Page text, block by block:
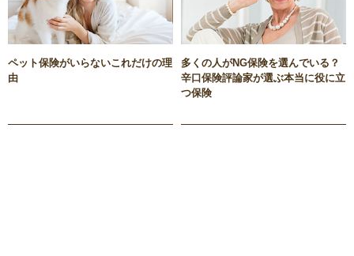
ペット保険がいらないこれだけの理
由
多くの人がNG保険を選んでいる？
辛口保険評論家が選ぶ本当に役に立
つ保険